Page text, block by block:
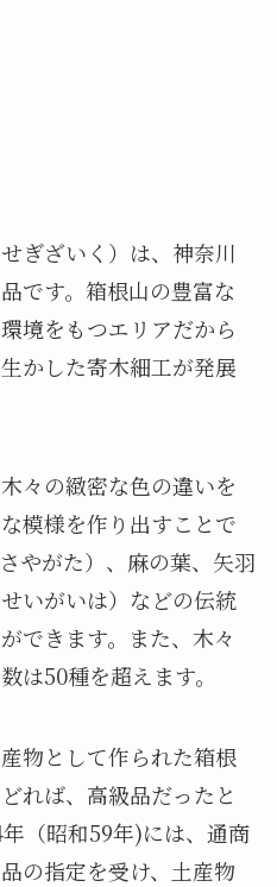
ぎざいく）は、神奈川
です。箱根山の豊富な
境をもつエリアだから
かした寄木細工が発展
々の緻密な色の違いを
模様を作り出すことで
やがた）、麻の葉、矢羽
いがいは）などの伝統
できます。また、木々
は50種を超えます。
物として作られた箱根
れば、高級品だったと
（昭和59年)には、通商
の指定を受け、土産物